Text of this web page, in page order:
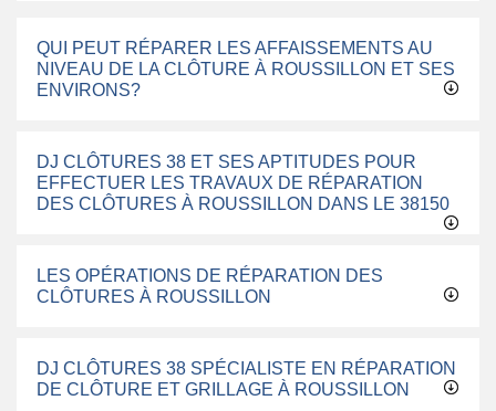
QUI PEUT RÉPARER LES AFFAISSEMENTS AU
NIVEAU DE LA CLÔTURE À ROUSSILLON ET SES
ENVIRONS?
DJ CLÔTURES 38 ET SES APTITUDES POUR
EFFECTUER LES TRAVAUX DE RÉPARATION
DES CLÔTURES À ROUSSILLON DANS LE 38150
LES OPÉRATIONS DE RÉPARATION DES
CLÔTURES À ROUSSILLON
DJ CLÔTURES 38 SPÉCIALISTE EN RÉPARATION
DE CLÔTURE ET GRILLAGE À ROUSSILLON